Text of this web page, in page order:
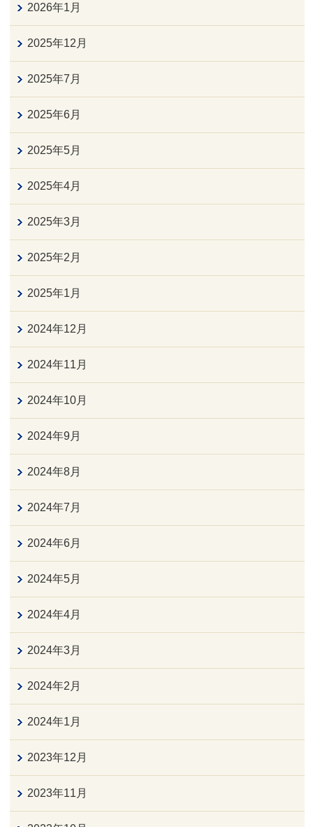
2026年1月
2025年12月
2025年7月
2025年6月
2025年5月
2025年4月
2025年3月
2025年2月
2025年1月
2024年12月
2024年11月
2024年10月
2024年9月
2024年8月
2024年7月
2024年6月
2024年5月
2024年4月
2024年3月
2024年2月
2024年1月
2023年12月
2023年11月